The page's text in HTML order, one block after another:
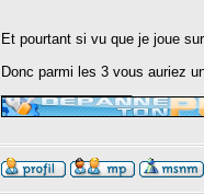
Et pourtant si vu que je joue
Donc parmi les 3 vous auriez